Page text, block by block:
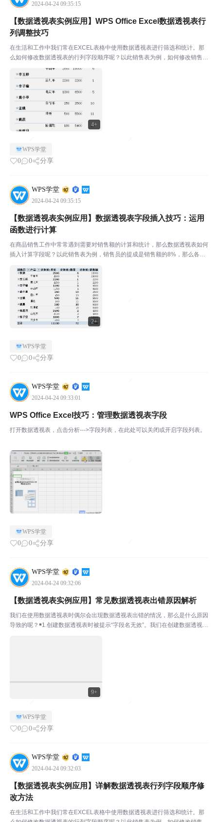
2024-04-24 09:35:15
4+
【数据透视表实例应用】WPS Office Excel数据透视表行
列调整技巧
在生活和工作中我们常在EXCEL表格中使用数据透视表进行筛选和统计。那
么如何修改数据透视表的行列字段顺序呢？以此销售表为例，如何修改销售
额、数量、单价的列顺序呢？￭将光标放在（A6）处，右键选择“移动”-“将销
售员下移”。我们就可以将“销售员”字段移至下方...
WPS学堂
0 0 分享
WPS学堂
2024-04-24 09:35:15
2+
【数据透视表实例应用】数据透视表字段插入技巧：运用
函数进行计算
在商品销售工作中常常遇到需要对销售额的计算和统计，那么数据透视表如何
插入计算字段呢？以此销售表为例，销售员的提成是销售额的8%，那么各个
目-计算字段。弹出对话框，共三项参数：“名称”是...
WPS学堂
0 0 分享
WPS学堂
2024-04-24 09:33:01
WPS Office Excel技巧：管理数据透视表字段
打开数据透视表，点击分析--->字段列表，在此处可以关闭或开启字段列表。
WPS学堂
0 0 分享
WPS学堂
2024-04-24 09:32:06
9+
【数据透视表实例应用】常见数据透视表出错原因解析
我们在使用数据透视表时偶尔会出现数据透视表出错的情况，那么是什么原因
导致的呢？￭1.创建数据透视表时被提示“字段名无效”。我们在创建数据透视表
WPS学堂
0 0 分享
WPS学堂
2024-04-24 09:32:03
【数据透视表实例应用】详解数据透视表行列字段顺序修
改方法
在生活和工作中我们常在EXCEL表格中使用数据透视表进行筛选和统计。那